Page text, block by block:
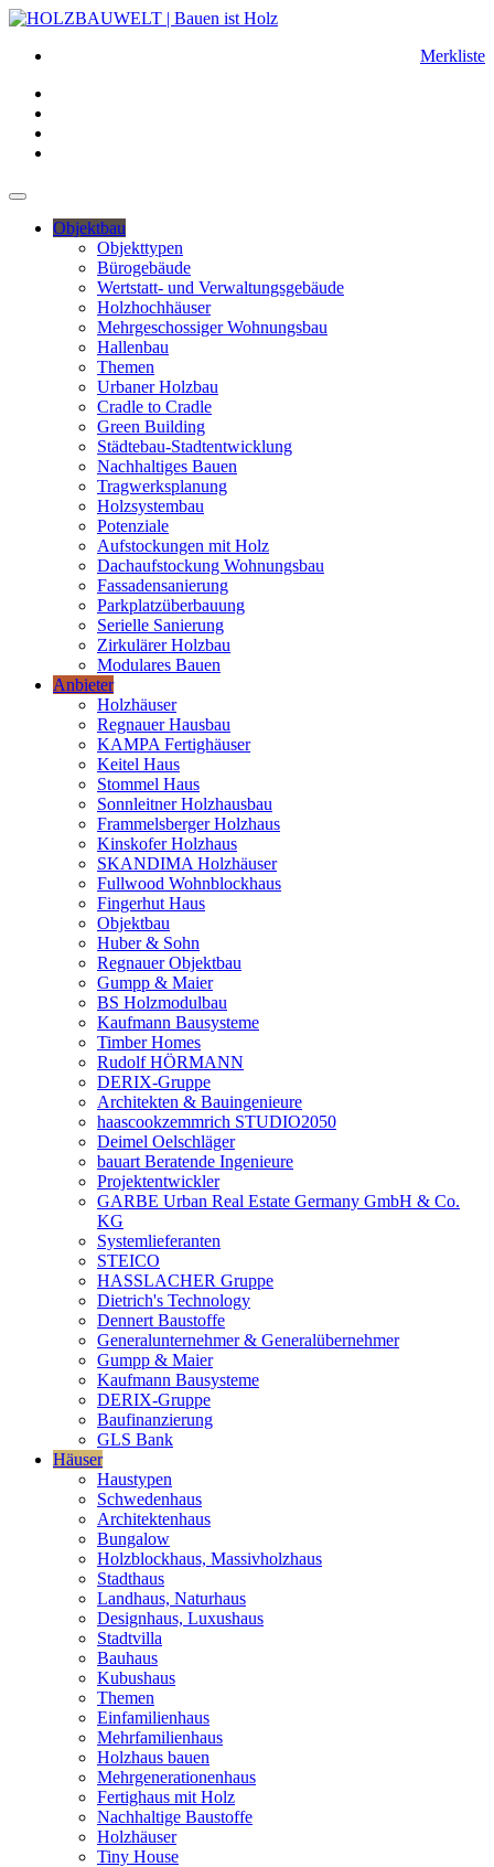
Merkliste
Objektbau
Objekttypen
Bürogebäude
Wertstatt- und Verwaltungsgebäude
Holzhochhäuser
Mehrgeschossiger Wohnungsbau
Hallenbau
Themen
Urbaner Holzbau
Cradle to Cradle
Green Building
Städtebau-Stadtentwicklung
Nachhaltiges Bauen
Tragwerksplanung
Holzsystembau
Potenziale
Aufstockungen mit Holz
Dachaufstockung Wohnungsbau
Fassadensanierung
Parkplatzüberbauung
Serielle Sanierung
Zirkulärer Holzbau
Modulares Bauen
Anbieter
Holzhäuser
Regnauer Hausbau
KAMPA Fertighäuser
Keitel Haus
Stommel Haus
Sonnleitner Holzhausbau
Frammelsberger Holzhaus
Kinskofer Holzhaus
SKANDIMA Holzhäuser
Fullwood Wohnblockhaus
Fingerhut Haus
Objektbau
Huber & Sohn
Regnauer Objektbau
Gumpp & Maier
BS Holzmodulbau
Kaufmann Bausysteme
Timber Homes
Rudolf HÖRMANN
DERIX-Gruppe
Architekten & Bauingenieure
haascookzemmrich STUDIO2050
Deimel Oelschläger
bauart Beratende Ingenieure
Projektentwickler
GARBE Urban Real Estate Germany GmbH & Co.
KG
Systemlieferanten
STEICO
HASSLACHER Gruppe
Dietrich's Technology
Dennert Baustoffe
Generalunternehmer & Generalübernehmer
Gumpp & Maier
Kaufmann Bausysteme
DERIX-Gruppe
Baufinanzierung
GLS Bank
Häuser
Haustypen
Schwedenhaus
Architektenhaus
Bungalow
Holzblockhaus, Massivholzhaus
Stadthaus
Landhaus, Naturhaus
Designhaus, Luxushaus
Stadtvilla
Bauhaus
Kubushaus
Themen
Einfamilienhaus
Mehrfamilienhaus
Holzhaus bauen
Mehrgenerationenhaus
Fertighaus mit Holz
Nachhaltige Baustoffe
Holzhäuser
Tiny House